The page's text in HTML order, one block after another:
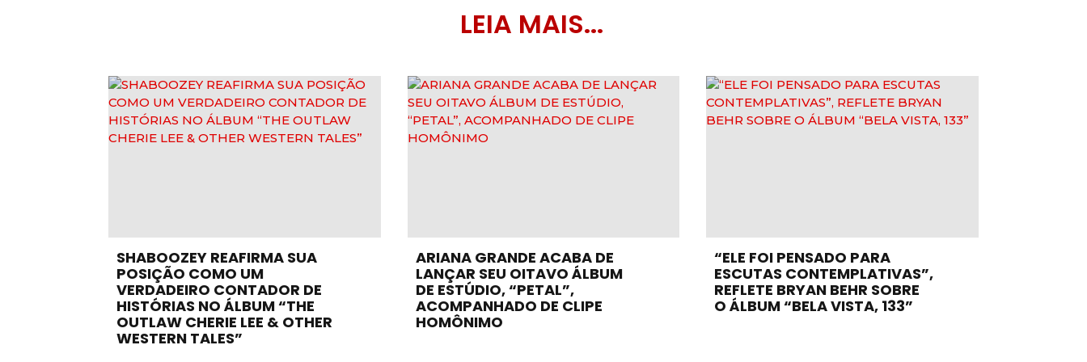
LEIA MAIS...
SHABOOZEY REAFIRMA SUA
POSIÇÃO COMO UM
VERDADEIRO CONTADOR DE
HISTÓRIAS NO ÁLBUM “THE
OUTLAW CHERIE LEE & OTHER
WESTERN TALES”
ARIANA GRANDE ACABA DE
LANÇAR SEU OITAVO ÁLBUM
DE ESTÚDIO, “PETAL”,
ACOMPANHADO DE CLIPE
HOMÔNIMO
“ELE FOI PENSADO PARA
ESCUTAS CONTEMPLATIVAS”,
REFLETE BRYAN BEHR SOBRE
O ÁLBUM “BELA VISTA, 133”